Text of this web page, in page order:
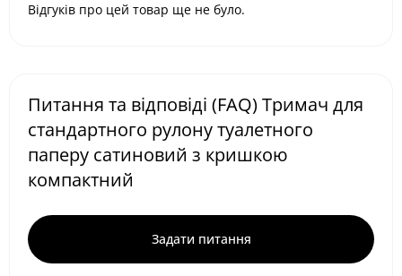
Відгуків про цей товар ще не було.
Питання та відповіді (FAQ) Тримач для
стандартного рулону туалетного
паперу сатиновий з кришкою
компактний
Задати питання